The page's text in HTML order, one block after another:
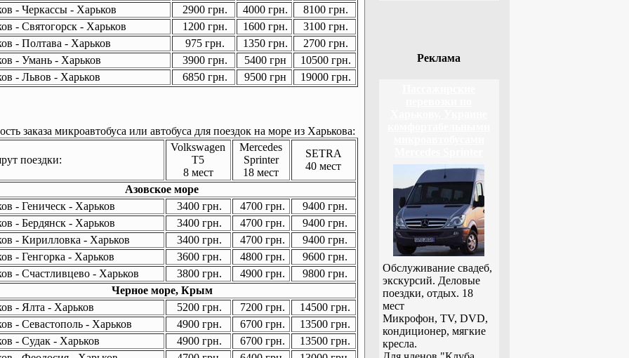
- Черкассы - Харьков
2900 грн. 4000 грн.
8100 грн.
- Святогорск - Харьков
1200 грн. 1600 грн.
3100 грн.
- Полтава - Харьков
975 грн. 1350 грн.
2700 грн.
- Умань - Харьков
3900 грн. 5400 грн
10500 грн.
- Львов - Харьков
6850 грн. 9500 грн 19000 грн.
заказа микроавтобуса или автобуса для поездок на море из Харькова:
поездки:
Volkswagen
T5
8 мест
Mercedes
Sprinter
18 мест
SETRA
40 мест
Азовское море
- Геническ - Харьков
3400 грн. 4700 грн.
9400 грн.
- Бердянск - Харьков
3400 грн. 4700 грн.
9400 грн.
- Кирилловка - Харьков
3400 грн. 4700 грн.
9400 грн.
- Генгорка - Харьков
3600 грн. 4800 грн.
9600 грн.
- Счастливцево - Харьков
3800 грн. 4900 грн.
9800 грн.
Черное море, Крым
- Ялта - Харьков
5200 грн. 7200 грн.
14500 грн.
- Севастополь - Харьков
4900 грн. 6700 грн.
13500 грн.
- Судак - Харьков
4900 грн. 6700 грн.
13500 грн.
Реклама
Обслуживание свадеб,
экскурсий. Деловые
поездки, отдых. 18
мест
Микрофон, TV, DVD,
кондиционер, мягкие
кресла.